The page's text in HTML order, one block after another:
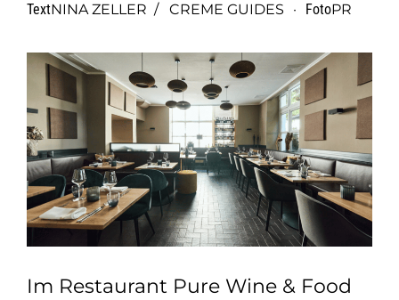
TextNINA ZELLER / CREME GUIDES · FotoPR
Im Restaurant Pure Wine & Food